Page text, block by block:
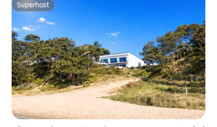
Superhost
Superhost